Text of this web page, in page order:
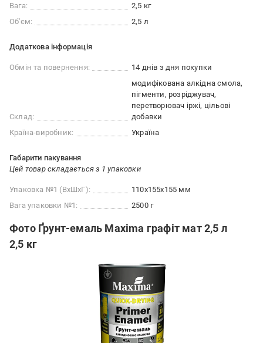
Вага:
2,5 кг
Об'єм:
2,5 л
Додаткова інформація
Обмін та повернення: 14 днів з дня покупки
Склад:
модифікована алкідна смола,
пігменти, розріджувач,
перетворювач іржі, цільові
добавки
Країна-виробник:
Україна
Габарити пакування
Цей товар складається з 1 упаковки
Упаковка №1 (ВхШхГ):
110x155x155 мм
Вага упаковки №1:
2500 г
Фото Ґрунт-емаль Maxima графіт мат 2,5 л
2,5 кг